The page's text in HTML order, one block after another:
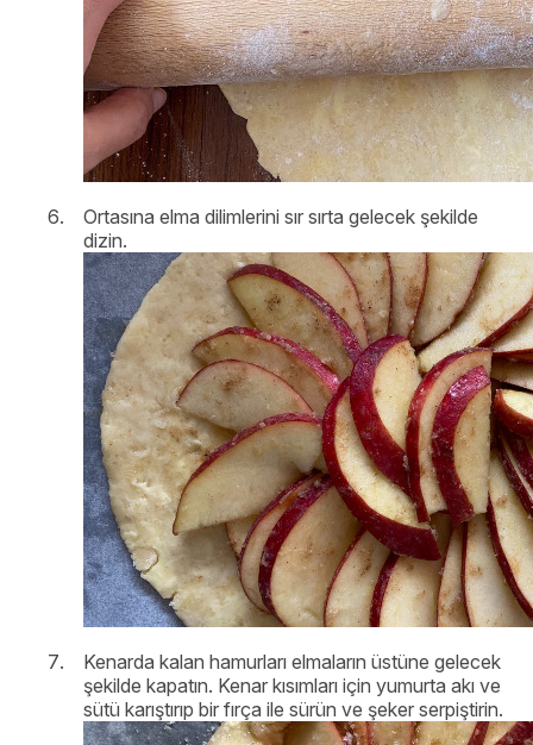
Ortasına elma dilimlerini sır sırta gelecek şekilde
dizin.
Kenarda kalan hamurları elmaların üstüne gelecek
şekilde kapatın. Kenar kısımları için yumurta akı ve
sütü karıştırıp bir fırça ile sürün ve şeker serpiştirin.